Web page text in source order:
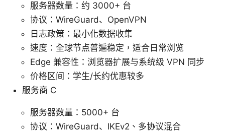
服务器数量：约 3000+ 台
协议：WireGuard、OpenVPN
日志政策：最小化数据收集
速度：全球节点普遍稳定，适合日常浏览
Edge 兼容性：浏览器扩展与系统级 VPN 同步
价格区间：学生/长约优惠较多
服务商 C
服务器数量：5000+ 台
协议：WireGuard、IKEv2、多协议混合